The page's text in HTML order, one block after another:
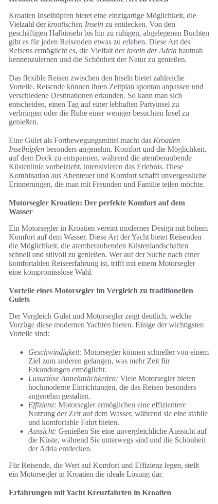
Kroatien Inselhüpfen bietet eine einzigartige Möglichkeit, die
Vielzahl derkroatischen Inseln zu entdecken. Von den
geschäftigen Halbinseln bis hin zu ruhigen, abgelegenen Buchten
gibt es für jeden Reisenden etwas zu erleben. Diese Art des
Reisens ermöglicht es, die Vielfalt der Inseln der Adria hautnah
kennenzulernen und die Schönheit der Natur zu genießen.
Das flexible Reisen zwischen den Inseln bietet zahlreiche
Vorteile. Reisende können ihren Zeitplan spontan anpassen und
verschiedene Destinationen erkunden. So kann man sich
entscheiden, einen Tag auf einer lebhaften Partyinsel zu
verbringen oder die Ruhe einer weniger besuchten Insel zu
genießen.
Eine Gulet als Fortbewegungsmittel macht das Kroatien
Inselhüpfen besonders angenehm. Komfort und die Möglichkeit,
auf dem Deck zu entspannen, während die atemberaubende
Küstenlinie vorbeizieht, intensivieren das Erlebnis. Diese
Kombination aus Abenteuer und Komfort schafft unvergessliche
Erinnerungen, die man mit Freunden und Familie teilen möchte.
Motorsegler Kroatien: Der perfekte Komfort auf dem
Wasser
Ein Motorsegler in Kroatien vereint modernes Design mit hohem
Komfort auf dem Wasser. Diese Art der Yacht bietet Reisenden
die Möglichkeit, die atemberaubenden Küstenlandschaften
schnell und stilvoll zu genießen. Wer auf der Suche nach einer
komfortablen Reiseerfahrung ist, trifft mit einem Motorsegler
eine kompromisslose Wahl.
Vorteile eines Motorsegler im Vergleich zu traditionellen
Gulets
Der Vergleich Gulet und Motorsegler zeigt deutlich, welche
Vorzüge diese modernen Yachten bieten. Einige der wichtigsten
Vorteile sind:
Geschwindigkeit: Motorsegler können schneller von einem
Ziel zum anderen gelangen, was mehr Zeit für
Erkundungen ermöglicht.
Luxuriöse Annehmlichkeiten: Viele Motorsegler bieten
hochmoderne Einrichtungen, die das Reisen besonders
angenehm gestalten.
Effizienz: Motorsegler ermöglichen eine effizientere
Nutzung der Zeit auf dem Wasser, während sie eine stabile
und komfortable Fahrt bieten.
Aussicht: Genießen Sie eine unvergleichliche Aussicht auf
die Küste, während Sie unterwegs sind und die Schönheit
der Adria entdecken.
Für Reisende, die Wert auf Komfort und Effizienz legen, stellt
ein Motorsegler in Kroatien die ideale Lösung dar.
Erfahrungen mit Yacht Kreuzfahrten in Kroatien